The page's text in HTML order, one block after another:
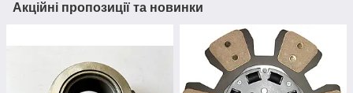
Акційні пропозиції та новинки